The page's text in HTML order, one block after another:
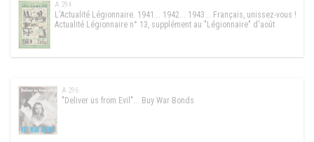
A 294
L'Actualité Légionnaire. 1941... 1942... 1943... Français, unissez-vous !
Actualité Légionnaire n° 13, supplément au "Légionnaire" d'août
A 296
"Deliver us from Evil"... Buy War Bonds